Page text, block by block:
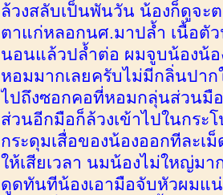
ล้วงสลับเป็นพันวัน น้องก็ดูจะ
ตาแก่หลอกนศ.มาปล้ำ เนื้อตัว
นอนแล้วปล้ำต่อ ผมจูบน้องน้อ
หอมมากเลยครับไม่มีกลิ่นปา
ไปถึงซอกคอที่หอมกลุ่นส่วนมื
ส่วนอีกมือก็ล้วงเข้าไปในกระ
กระดุมเสื่อของน้องออกทีละ
ให้เสียเวลา นมน้องไม่ใหญ่ม
ดูดทันทีน้องเอามือจับหัวผมแ